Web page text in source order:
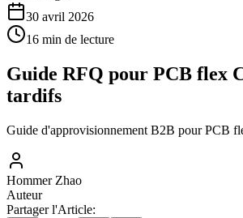
30 avril 2026
16 min de lecture
Guide RFQ pour PCB flex
tardifs
Guide d'approvisionnement B2B pour PCB
Hommer Zhao
Auteur
Partager l'Article: